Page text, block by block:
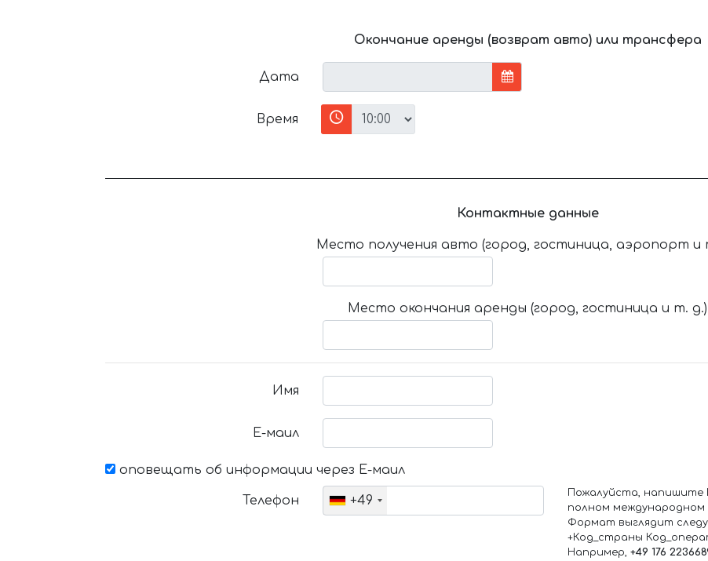
Окончание аренды (возврат авто) или трансфера
Дата
Время
Контактные данные
Место получения авто (город, гостиница, аэропорт и
Место окончания аренды (город, гостиница и т. д.)
Имя
Е-маил
оповещать об информации через Е-маил
Телефон +49
Пожалуйста,
полном
Формат выглядит
+Код_страны
Например, +49 176